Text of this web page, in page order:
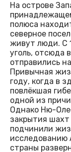
На острове
полюса
северное
живут люди. С
уголь, отсюда
отправились
Привычная
году, когда в
повлёкшая
одной из
Однако Ню-
закрытия
подчинили
исследованию
страны